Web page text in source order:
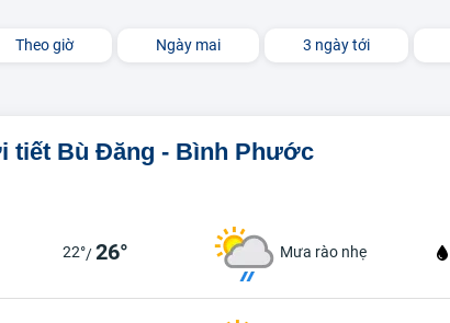
Theo giờ Ngày mai 3 ngày tới
tiết Bù Đăng - Bình Phước
22°/26° Mưa rào nhẹ